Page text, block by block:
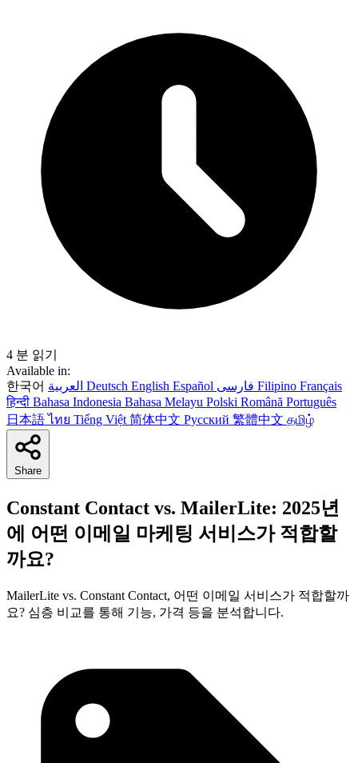
4 분 읽기
Available in:
한국어
Deutsch English Español Filipino Français
हिन्दी Bahasa Indonesia Bahasa Melayu Polski Română Português
日本語ไทย Tiếng Việt 简体中文 Русский 繁體中文 தமிழ்
Share
Constant Contact vs. MailerLite: 2025년
에 어떤 이메일 마케팅 서비스가 적합할
까요?
MailerLite vs. Constant Contact, 어떤 이메일 서비스가 적합할까
요? 심층 비교를 통해 기능, 가격 등을 분석합니다.